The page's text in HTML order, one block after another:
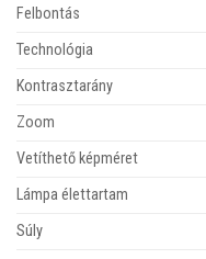
Felbontás
Technológia
Kontrasztarány
Zoom
Vetíthető képméret
Lámpa élettartam
Súly